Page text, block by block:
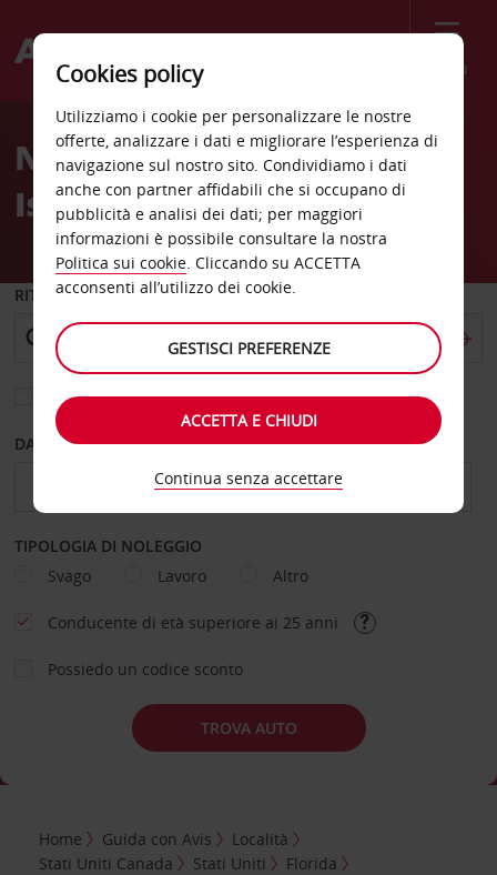
Menù
Welcome
AvisNoleggio auto Merritt
Island
RITIRO DA
Scegli una località di riconsegna diversa
DAL GIORNO AL GIORNO
TIPOLOGIA DI NOLEGGIO
Svago
Lavoro Altro
Conducente di età superiore ai 25 anni
Possiedo un codice sconto
TROVA AUTO
Home Guida con Avis
Località
Stati Uniti Canada
Stati Uniti
Florida
Cookies policy
Utilizziamo i cookie per personalizzare le nostre
offerte, analizzare i dati e migliorare l’esperienza di
navigazione sul nostro sito. Condividiamo i dati
anche con partner affidabili che si occupano di
pubblicità e analisi dei dati; per maggiori
informazioni è possibile consultare la nostra
Politica sui cookie. Cliccando su ACCETTA
acconsenti all’utilizzo dei cookie.
GESTISCI PREFERENZE
ACCETTA E CHIUDI
Continua senza accettare